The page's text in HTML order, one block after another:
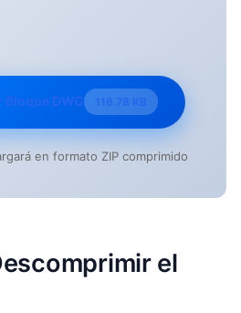
Bloque DWG 116.78 KB
en formato ZIP comprimido
el